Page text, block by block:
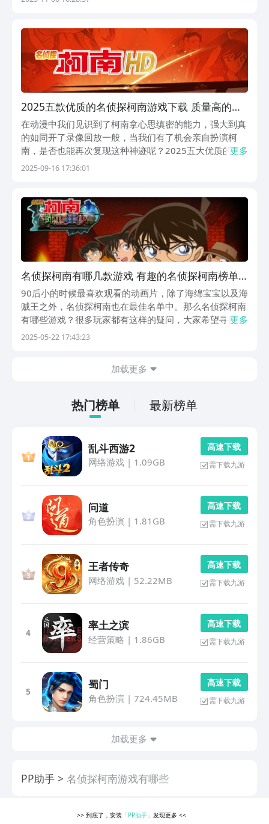
界...
2025五款优质的名侦探柯南游戏下载 质量高的名
侦探柯南游戏有哪几款
在动漫中我们见识到了柯南拿心思缜密的能力，强大到真
的如同开了录像回放一般，当我们有了机会亲自扮演柯
南，是否也能再次复现这种神迹呢？2025五大优质的名
侦探柯南游戏下载，首先在核心上把关于原作中那些令大
《名...
更多
2025-09-16 17:36:01
名侦探柯南有哪几款游戏 有趣的名侦探柯南榜单
9before_12025
90后小的时候最喜欢观看的动画片，除了海绵宝宝以及海
贼王之外，名侦探柯南也在最佳名单中。那么名侦探柯南
有哪些游戏？很多玩家都有这样的疑问，大家希望寻找到
与柯南有关的游戏，再次重温儿时的记忆以及曾经的经典
更多
2025-05-22 17:43:23
加载更多
热门榜单 最新榜单
乱斗西游2
网络游戏| 1.09GB
高 速 下 载
需下载九游
问道
角色扮演 | 1.81GB
高 速 下 载
需下载九游
王者传奇
网络游戏| 52.22MB
高 速 下 载
需下载九游
4
率土之滨
经营策略 | 1.86GB
高 速 下 载
需下载九游
5
蜀门
角色扮演 | 724.45MB
高 速 下 载
需下载九游
加载更多
PP助手 名侦探柯南游戏有哪些
>> 到底了，安装 「PP助手」 发现更多<<